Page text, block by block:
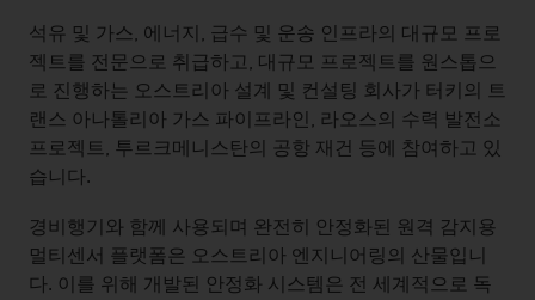
석유 및 가스, 에너지, 급수 및 운송 인프라의 대규모 프로
젝트를 전문으로 취급하고, 대규모 프로젝트를 원스톱으
로 진행하는 오스트리아 설계 및 컨설팅 회사가 터키의 트
랜스 아나톨리아 가스 파이프라인, 라오스의 수력 발전소
프로젝트, 투르크메니스탄의 공항 재건 등에 참여하고 있
습니다.
경비행기와 함께 사용되며 완전히 안정화된 원격 감지용
멀티센서 플랫폼은 오스트리아 엔지니어링의 산물입니
다. 이를 위해 개발된 안정화 시스템은 전 세계적으로 독